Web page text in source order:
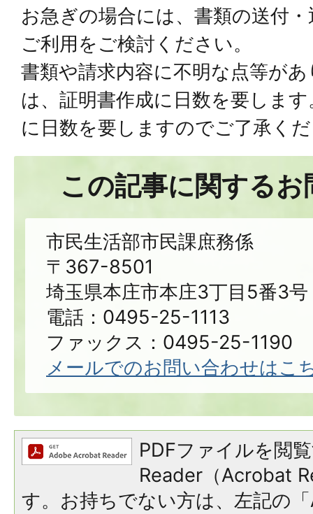
お急ぎの場合には、書類の送付
ご利用をご検討ください。
書類や請求内容に不明な点等が
は、証明書作成に日数を要しま
に日数を要しますのでご了承く
この記事に関する
市民生活部市民課庶務係
〒367-8501
埼玉県本庄市本庄3丁目5番3号
電話：0495-25-1113
ファックス：0495-25-1190
メールでのお問い合わせはこ
PDFファイルを閲
Reader（Acrobat
す。お持ちでない方は、左記の